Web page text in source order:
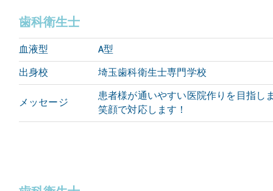
歯科衛生士
血液型
A型
出身校
埼玉歯科衛生士専門学校
メッセージ
患者様が通いやすい医院作りを目指しま
笑顔で対応します！